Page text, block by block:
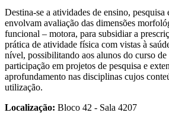
Destina-se a atividades de ensino, pesquisa
envolvam avaliação das dimensões
funcional – motora, para subsidiar a
prática de atividade física com vistas à
nível, possibilitando aos alunos do curso de
participação em projetos de pesquisa e
aprofundamento nas disciplinas cujos
utilização.
Localização: Bloco 42 - Sala 4207